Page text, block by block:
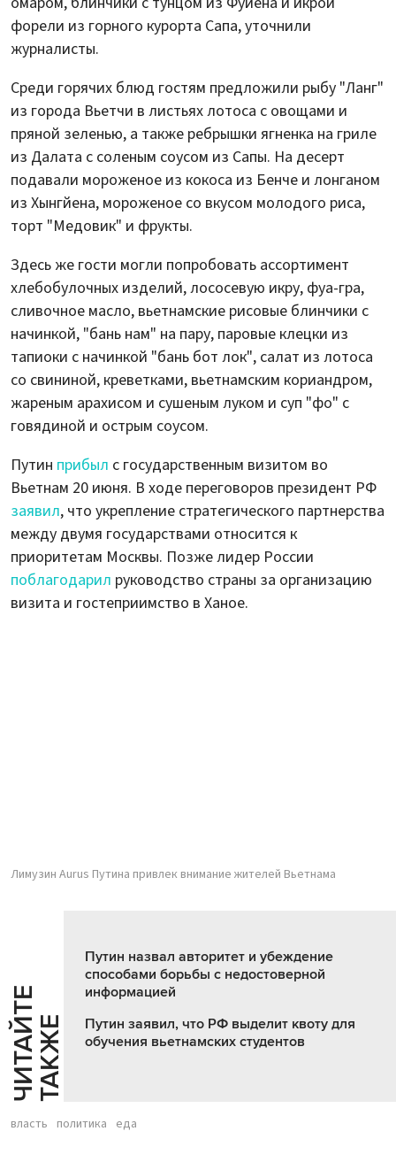
форели из горного курорта Сапа, уточнили
журналисты.
Среди горячих блюд гостям предложили рыбу "Ланг"
из города Вьетчи в листьях лотоса с овощами и
пряной зеленью, а также ребрышки ягненка на гриле
из Далата с соленым соусом из Сапы. На десерт
подавали мороженое из кокоса из Бенче и лонганом
из Хынгйена, мороженое со вкусом молодого риса,
торт "Медовик" и фрукты.
Здесь же гости могли попробовать ассортимент
хлебобулочных изделий, лососевую икру, фуа-гра,
сливочное масло, вьетнамские рисовые блинчики с
начинкой, "бань нам" на пару, паровые клецки из
тапиоки с начинкой "бань бот лок", салат из лотоса
со свининой, креветками, вьетнамским кориандром,
жареным арахисом и сушеным луком и суп "фо" с
говядиной и острым соусом.
Путин прибыл с государственным визитом во
Вьетнам 20 июня. В ходе переговоров президент РФ
заявил, что укрепление стратегического партнерства
между двумя государствами относится к
приоритетам Москвы. Позже лидер России
поблагодарил руководство страны за организацию
визита и гостеприимство в Ханое.
Лимузин Aurus Путина привлек внимание жителей Вьетнама
Ч
И
Т
АЙ
Т
Е
Т
А
К
ЖЕ
Путин назвал авторитет и убеждение
способами борьбы с недостоверной
информацией
Путин заявил, что РФ выделит квоту для
обучения вьетнамских студентов
власть политика еда